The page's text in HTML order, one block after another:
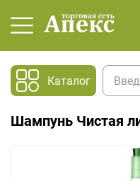
Каталог
Шампунь Чистая